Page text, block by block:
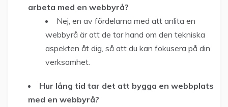
arbeta med en webbyrå?
Nej, en av fördelarna med att anlita en
webbyrå är att de tar hand om den tekniska
aspekten åt dig, så att du kan fokusera på din
verksamhet.
Hur lång tid tar det att bygga en webbplats
med en webbyrå?